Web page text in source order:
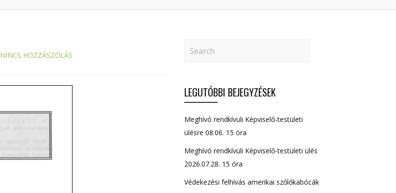
NINCS HOZZÁSZÓLÁS
LEGUTÓBBI BEJEGYZÉSEK
Meghívó rendkívüli Képviselő-testületi
ülésre 08.06. 15 óra
Meghívó rendkívüli Képviselő-testületi ülés
2026.07.28. 15 óra
Védekezési felhívás amerikai szőlőkabócák